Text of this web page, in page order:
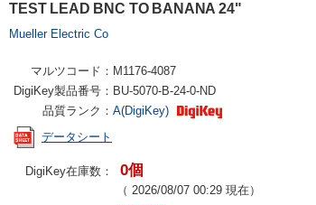
TEST LEAD BNC TO BANANA 24"
Mueller Electric Co
マルツコード： M1176-4087
DigiKey製品番号： BU-5070-B-24-0-ND
品質ランク： A(DigiKey)
データシート
DigiKey在庫数： 0個
（ 2026/08/07 00:29 現在）